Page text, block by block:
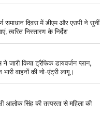
समाधान दिवस में डीएम और एसपी ने सुनीं
त्वरित निस्तारण के निर्देश
जारी किया ट्रैफिक डायवर्जन प्लान,
भारी वाहनों की नो-एंट्री लागू।
आलोक सिंह की तत्परता से महिला की